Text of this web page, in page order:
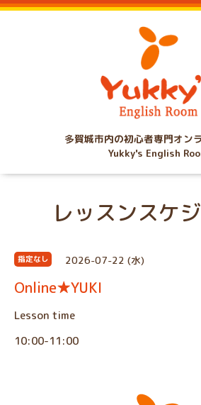
多賀城市内の初心者専門オン
Yukky's English
レッスンスケ
指定なし 2026-07-22 (水)
Online★YUKI
Lesson time
10:00-11:00